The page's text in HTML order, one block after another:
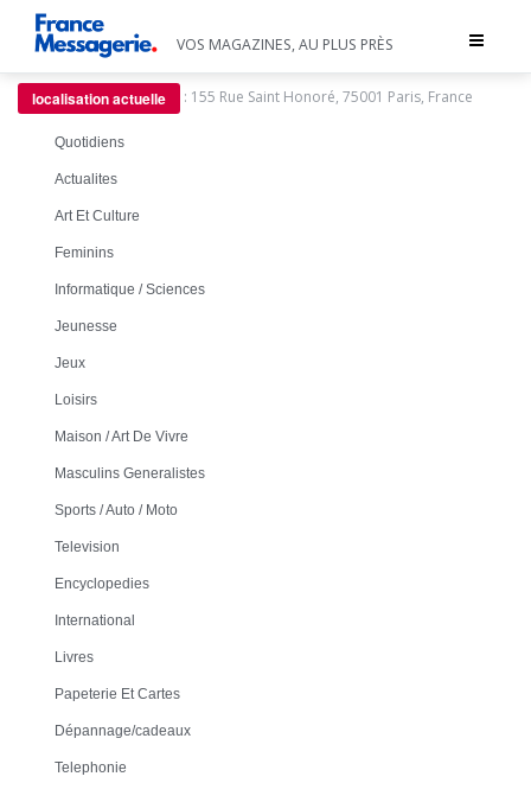
Toggle
VOS MAGAZINES, AU PLUS PRÈS
localisation actuelle : 155 Rue Saint Honoré, 75001 Paris, France
Quotidiens
Actualites
Art Et Culture
Feminins
Informatique / Sciences
Jeunesse
Jeux
Loisirs
Maison / Art De Vivre
Masculins Generalistes
Sports / Auto / Moto
Television
Encyclopedies
International
Livres
Papeterie Et Cartes
Dépannage/cadeaux
Telephonie